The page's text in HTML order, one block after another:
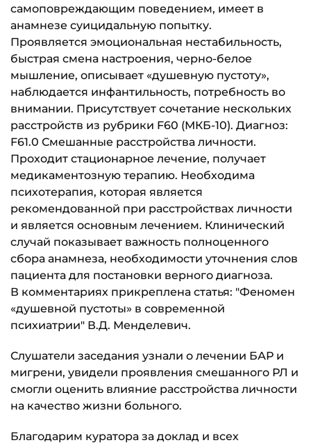
самоповреждающим поведением, имеет в
анамнезе суицидальную попытку.
Проявляется эмоциональная нестабильность,
быстрая смена настроения, черно-белое
мышление, описывает «душевную пустоту»,
наблюдается инфантильность, потребность во
внимании. Присутствует сочетание нескольких
расстройств из рубрики F60 (МКБ-10). Диагноз:
F61.0 Смешанные расстройства личности.
Проходит стационарное лечение, получает
медикаментозную терапию. Необходима
психотерапия, которая является
рекомендованной при расстройствах личности
и является основным лечением. Клинический
случай показывает важность полноценного
сбора анамнеза, необходимости уточнения слов
пациента для постановки верного диагноза.
В комментариях прикреплена статья: "Феномен
«душевной пустоты» в современной
психиатрии" В.Д. Менделевич.
Слушатели заседания узнали о лечении БАР и
мигрени, увидели проявления смешанного РЛ и
смогли оценить влияние расстройства личности
на качество жизни больного.
Благодарим куратора за доклад и всех